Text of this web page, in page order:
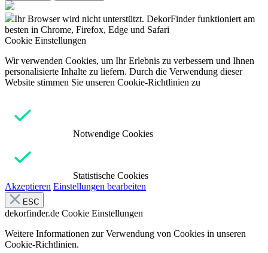
Ihr Browser wird nicht unterstützt. DekorFinder funktioniert am
besten in Chrome, Firefox, Edge und Safari
Cookie Einstellungen
Wir verwenden Cookies, um Ihr Erlebnis zu verbessern und Ihnen
personalisierte Inhalte zu liefern. Durch die Verwendung dieser
Website stimmen Sie unseren Cookie-Richtlinien zu
Notwendige Cookies
Statistische Cookies
Akzeptieren Einstellungen bearbeiten
ESC
dekorfinder.de Cookie Einstellungen
Weitere Informationen zur Verwendung von Cookies in unseren
Cookie-Richtlinien.